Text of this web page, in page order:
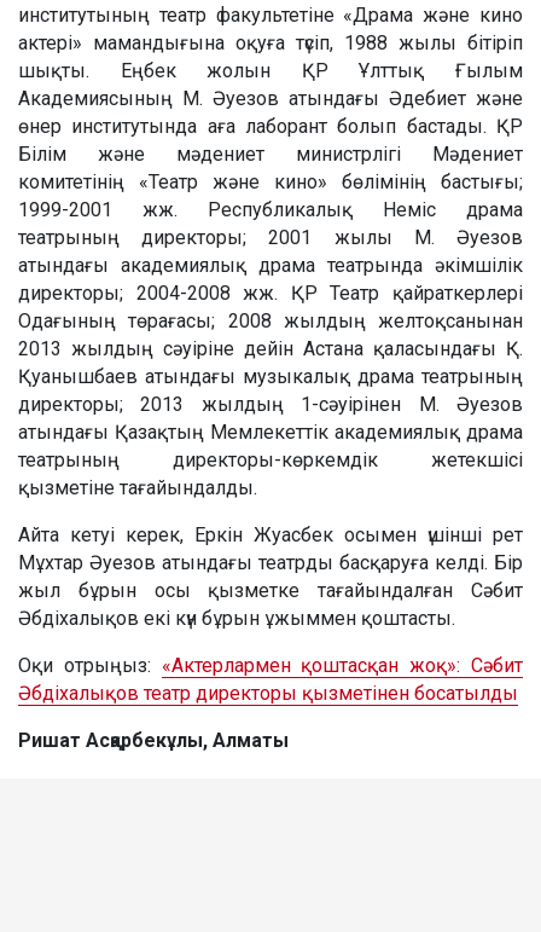
институтының театр факультетіне «Драма және кино
актері» мамандығына оқуға түсіп, 1988 жылы бітіріп
шықты. Еңбек жолын ҚР Ұлттық Ғылым
Академиясының М. Әуезов атындағы Әдебиет және
өнер институтында аға лаборант болып бастады. ҚР
Білім және мәдениет министрлігі Мәдениет
комитетінің «Театр және кино» бөлімінің бастығы;
1999-2001 жж. Республикалық Неміс драма
театрының директоры; 2001 жылы М. Әуезов
атындағы академиялық драма театрында әкімшілік
директоры; 2004-2008 жж. ҚР Театр қайраткерлері
Одағының төрағасы; 2008 жылдың желтоқсанынан
2013 жылдың сәуіріне дейін Астана қаласындағы Қ.
Қуанышбаев атындағы музыкалық драма театрының
директоры; 2013 жылдың 1-сәуірінен М. Әуезов
атындағы Қазақтың Мемлекеттік академиялық драма
театрының директоры-көркемдік жетекшісі
қызметіне тағайындалды.
Айта кетуі керек, Еркін Жуасбек осымен үшінші рет
Мұхтар Әуезов атындағы театрды басқаруға келді. Бір
жыл бұрын осы қызметке тағайындалған Сәбит
Әбдіхалықов екі күн бұрын ұжыммен қоштасты.
Оқи отрыңыз: «Актерлармен қоштасқан жоқ»: Сәбит
Әбдіхалықов театр директоры қызметінен босатылды
Ришат Асқарбекұлы, Алматы